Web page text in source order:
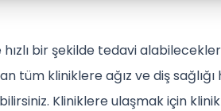
bir şekilde tedavi
tüm kliniklere ağız ve diş
Kliniklere ulaşmak için